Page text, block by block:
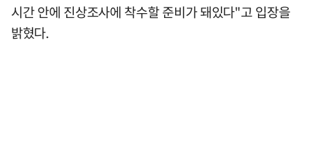
시간 안에 진상조사에 착수할 준비가 돼있다"고 입장을
밝혔다.